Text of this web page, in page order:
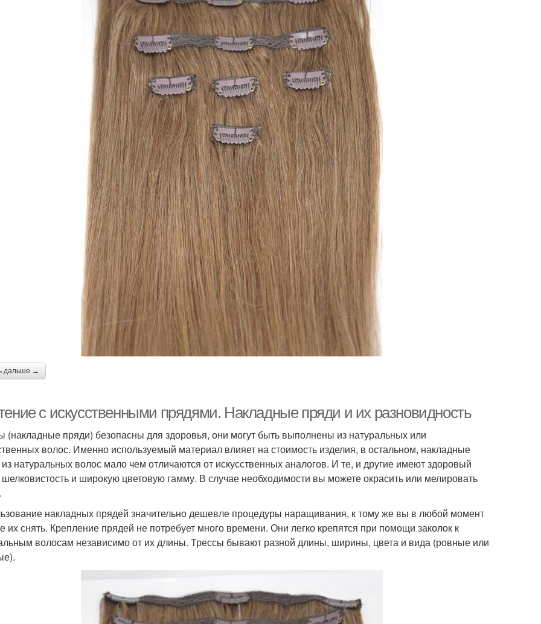
дальше →
с искусственными прядями. Накладные пряди и их разновидность
(накладные пряди) безопасны для здоровья, они могут быть выполнены из натуральных или
волос. Именно используемый материал влияет на стоимость изделия, в остальном, накладные
натуральных волос мало чем отличаются от искусственных аналогов. И те, и другие имеют здоровый
шелковистость и широкую цветовую гамму. В случае необходимости вы можете окрасить или мелировать
накладных прядей значительно дешевле процедуры наращивания, к тому же вы в любой момент
их снять. Крепление прядей не потребует много времени. Они легко крепятся при помощи заколок к
волосам независимо от их длины. Трессы бывают разной длины, ширины, цвета и вида (ровные или